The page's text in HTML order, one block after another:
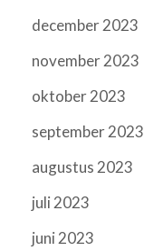
december 2023
november 2023
oktober 2023
september 2023
augustus 2023
juli 2023
juni 2023